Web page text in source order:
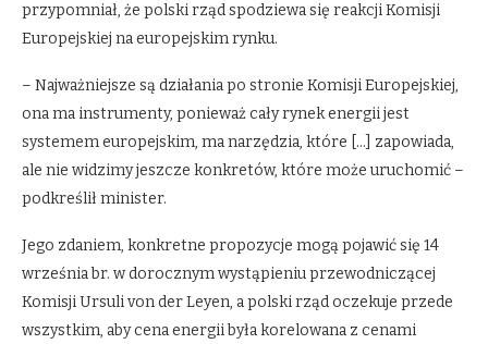
przypomniał, że polski rząd spodziewa się reakcji Komisji
Europejskiej na europejskim rynku.
– Najważniejsze są działania po stronie Komisji Europejskiej,
ona ma instrumenty, ponieważ cały rynek energii jest
systemem europejskim, ma narzędzia, które […] zapowiada,
ale nie widzimy jeszcze konkretów, które może uruchomić –
podkreślił minister.
Jego zdaniem, konkretne propozycje mogą pojawić się 14
września br. w dorocznym wystąpieniu przewodniczącej
Komisji Ursuli von der Leyen, a polski rząd oczekuje przede
wszystkim, aby cena energii była korelowana z cenami